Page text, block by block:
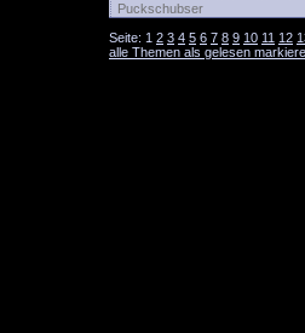
Puckschubser
Seite: 1 2 3 4 5 6 7 8 9 10 11 12
alle Themen als gelesen